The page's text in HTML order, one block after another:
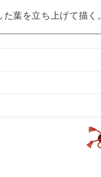
葉を立ち上げて描く。